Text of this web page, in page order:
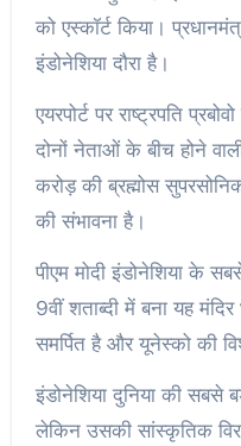
को एस्कॉर्ट किया।
इंडोनेशिया दौरा है।
एयरपोर्ट पर राष्ट्रपति
दोनों नेताओं के बीच होने
करोड़ की ब्रह्मोस
की संभावना है।
पीएम मोदी इंडोनेशिया के
9वीं शताब्दी में बना यह
समर्पित है और यूनेस्को की
इंडोनेशिया दुनिया की सबसे
लेकिन उसकी सांस्कृतिक